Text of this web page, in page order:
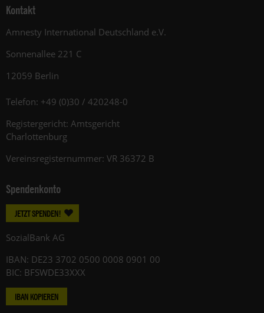
Kontakt
Amnesty International Deutschland e.V.
Sonnenallee 221 C
12059 Berlin
Telefon: +49 (0)30 / 420248-0
Registergericht: Amtsgericht
Charlottenburg
Vereinsregisternummer: VR 36372 B
Spendenkonto
JETZT SPENDEN!
SozialBank AG
IBAN: DE23 3702 0500 0008 0901 00
BIC: BFSWDE33XXX
IBAN KOPIEREN